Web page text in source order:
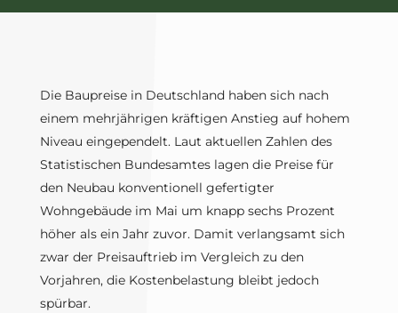
Die Baupreise in Deutschland haben sich nach
einem mehrjährigen kräftigen Anstieg auf hohem
Niveau eingependelt. Laut aktuellen Zahlen des
Statistischen Bundesamtes lagen die Preise für
den Neubau konventionell gefertigter
Wohngebäude im Mai um knapp sechs Prozent
höher als ein Jahr zuvor. Damit verlangsamt sich
zwar der Preisauftrieb im Vergleich zu den
Vorjahren, die Kostenbelastung bleibt jedoch
spürbar.